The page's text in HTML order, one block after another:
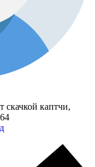
скачкой каптчи,